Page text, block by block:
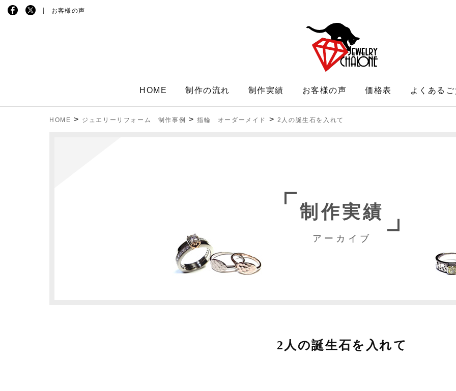
お客様の声
HOME 制作の流れ 制作実績 お客様の声 価格表 よくあるご
HOME > ジュエリーリフォーム 制作事例 >指輪 オーダーメイド > 2人の誕生石を入れて
制作実績
アーカイブ
2人の誕生石を入れて